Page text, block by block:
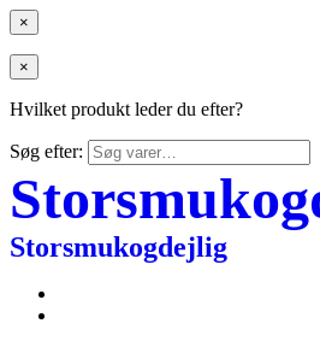
×
×
Hvilket produkt leder du efter?
Søg efter:
Storsmukogdejlig